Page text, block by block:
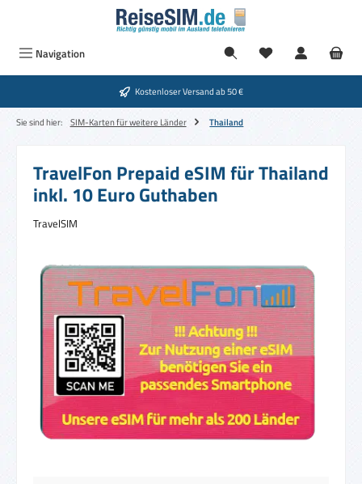
Zum Hauptinhalt springen
Navigation
Kostenloser Versand ab 50 €
Sie sind hier: SIM-Karten für weitere Länder Thailand
TravelFon Prepaid eSIM für Thailand
inkl. 10 Euro Guthaben
TravelSIM
Bildergalerie überspringen